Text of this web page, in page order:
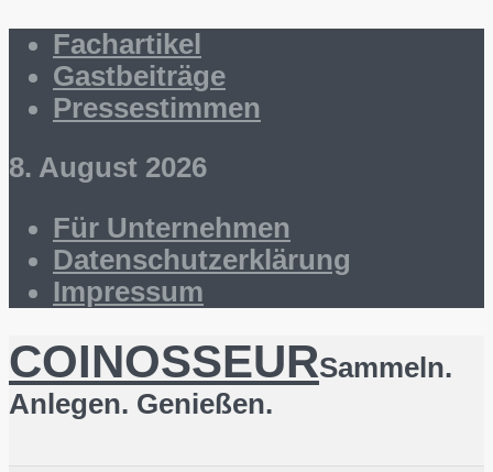
Fachartikel
Gastbeiträge
Pressestimmen
8. August 2026
Für Unternehmen
Datenschutzerklärung
Impressum
COINOSSEURSammeln.
Anlegen. Genießen.